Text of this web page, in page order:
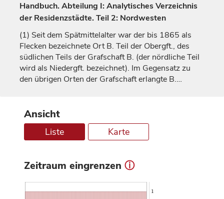
Handbuch. Abteilung I: Analytisches Verzeichnis
der Residenzstädte. Teil 2: Nordwesten
(1) Seit dem Spätmittelalter war der bis 1865 als
Flecken bezeichnete Ort B. Teil der Obergft., des
südlichen Teils der GrafschaftB. (der nördliche Teil
wird als Niedergft. bezeichnet). Im Gegensatz zu
den übrigen Orten der Grafschafterlangte B.…
Ansicht
Liste Karte
Zeitraum eingrenzen ⓘ
1